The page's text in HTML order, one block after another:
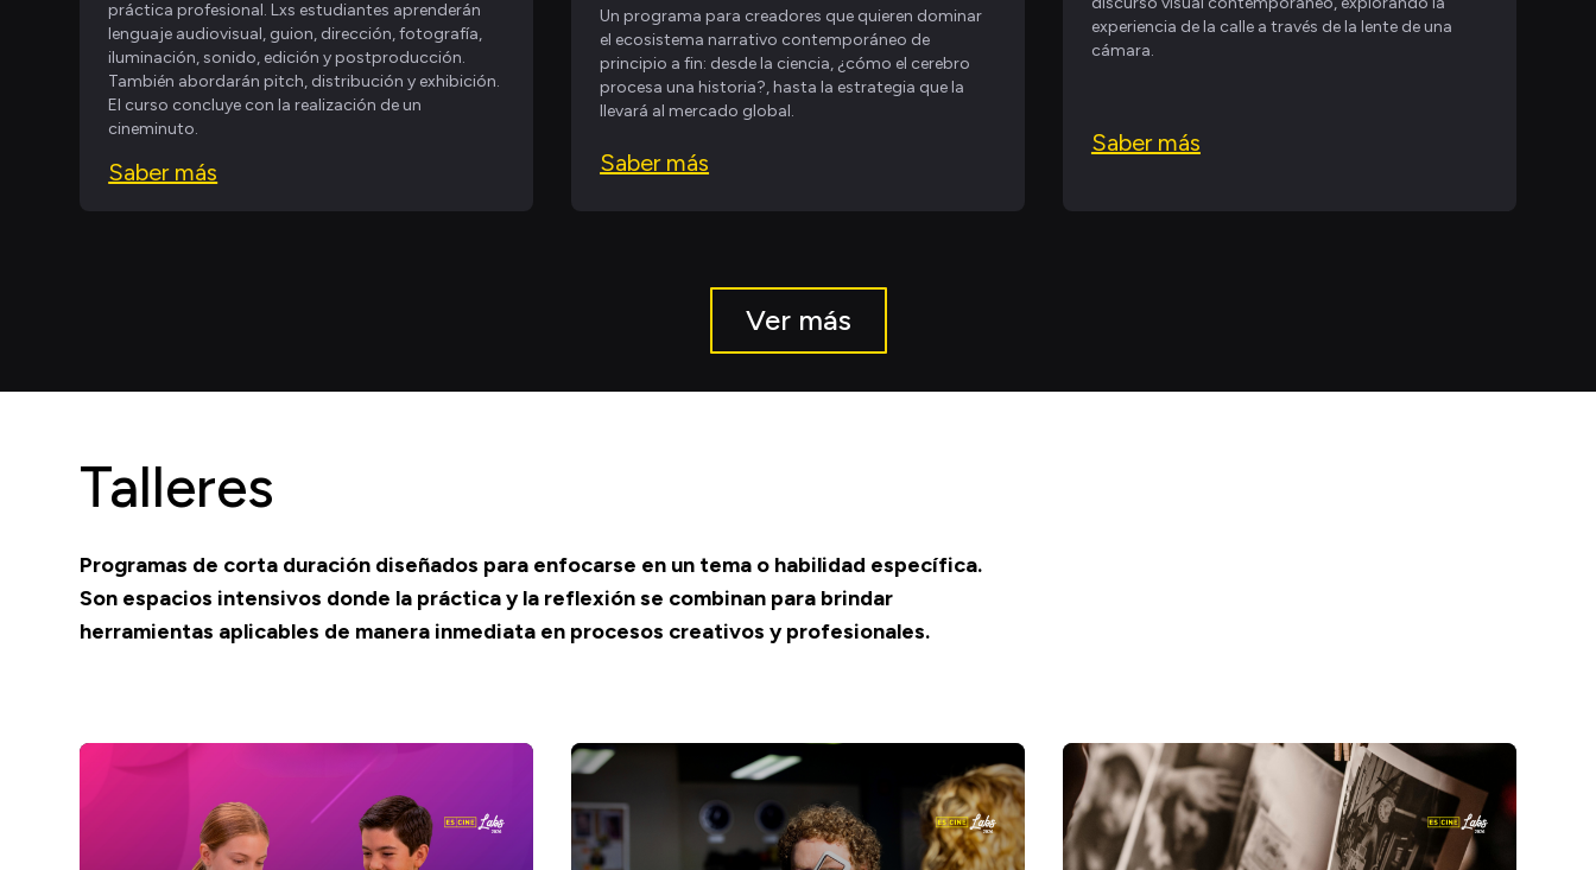
práctica profesional. Lxs estudiantes aprenderán
lenguaje audiovisual, guion, dirección, fotografía,
iluminación, sonido, edición y postproducción.
También abordarán pitch, distribución y exhibición.
El curso concluye con la realización de un
cineminuto.
Saber más
Un programa para creadores que quieren dominar
el ecosistema narrativo contemporáneo de
principio a fin: desde la ciencia, ¿cómo el cerebro
procesa una historia?, hasta la estrategia que la
llevará al mercado global.
Saber más
experiencia de la calle a través de la lente de una
cámara.
Saber más
Ver más
Talleres
Programas de corta duración diseñados para enfocarse en un tema o habilidad específica.
Son espacios intensivos donde la práctica y la reflexión se combinan para brindar
herramientas aplicables de manera inmediata en procesos creativos y profesionales.